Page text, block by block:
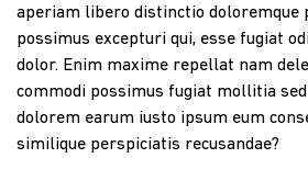
aperiam libero distinctio doloremque
possimus excepturi qui, esse fugiat
dolor. Enim maxime repellat nam
commodi possimus fugiat mollitia
dolorem earum iusto ipsum eum
similique perspiciatis recusandae?